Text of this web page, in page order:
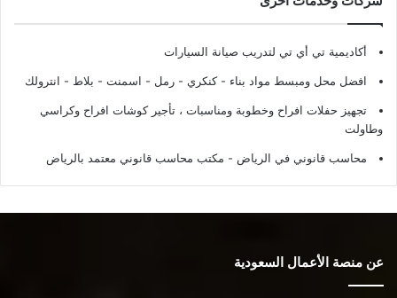
أكاديمية تي أي تي لتدريب صيانة السيارات
افضل محل ومبسط مواد بناء - كنكري - رمل - اسمنت - بلاط - انترولك
تجهيز حفلات افراح وخطوبة ومناسبات ، تأجير كوشات افراح وكراسي
وطاولت
محاسب قانوني في الرياض - مكتب محاسب قانوني معتمد بالرياض
عن منصة الأعمال السعودية